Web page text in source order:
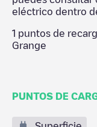
eléctrico dentro
1 puntos de
Grange
PUNTOS DE